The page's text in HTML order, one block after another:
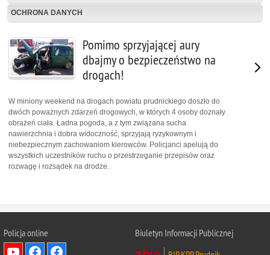
OCHRONA DANYCH
Pomimo sprzyjającej aury
dbajmy o bezpieczeństwo na
drogach!
W miniony weekend na drogach powiatu prudnickiego doszło do
dwóch poważnych zdarzeń drogowych, w których 4 osoby doznały
obrażeń ciała. Ładna pogoda, a z tym związana sucha
nawierzchnia i dobra widoczność, sprzyjają ryzykownym i
niebezpiecznym zachowaniom kierowców. Policjanci apelują do
wszystkich uczestników ruchu o przestrzeganie przepisów oraz
rozwagę i rozsądek na drodze.
Policja online
Biuletyn Informacji Publicznej